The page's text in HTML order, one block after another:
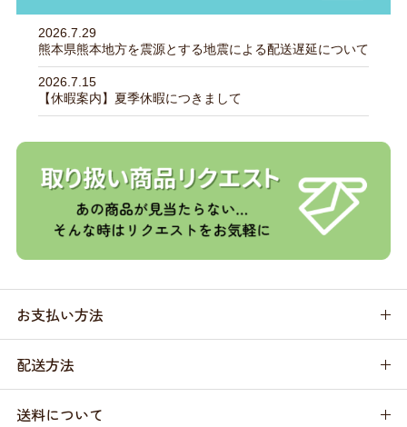
2026.7.29
熊本県熊本地方を震源とする地震による配送遅延について
2026.7.15
【休暇案内】夏季休暇につきまして
お支払い方法
配送方法
送料について